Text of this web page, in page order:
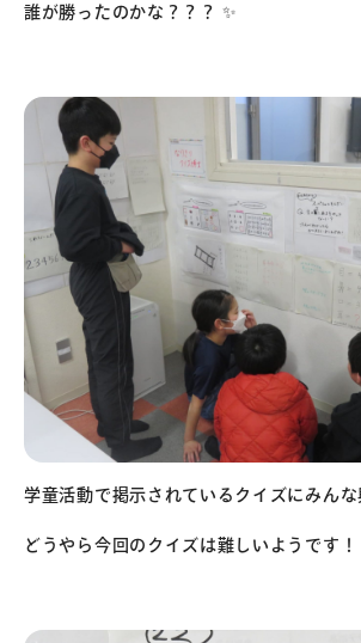
誰が勝ったのかな？？？ ✨
学童活動で掲示されているクイズにみんな
どうやら今回のクイズは難しいようです！